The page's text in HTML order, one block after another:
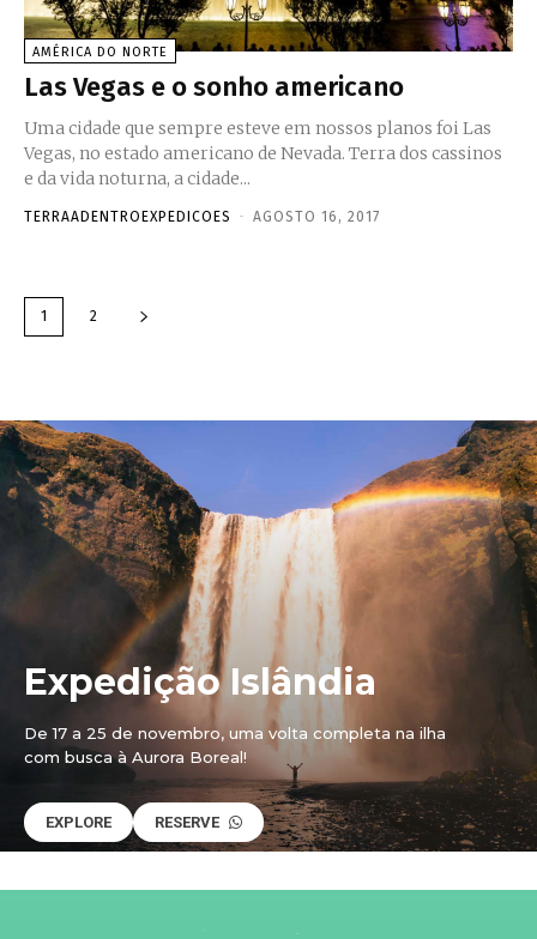
AMÉRICA DO NORTE
Las Vegas e o sonho americano
Uma cidade que sempre esteve em nossos planos foi Las
Vegas, no estado americano de Nevada. Terra dos cassinos
e da vida noturna, a cidade...
TERRAADENTROEXPEDICOES - AGOSTO 16, 2017
1 2
Expedição Islândia
De 17 a 25 de novembro, uma volta completa na ilha
com busca à Aurora Boreal!
EXPLORE RESERVE